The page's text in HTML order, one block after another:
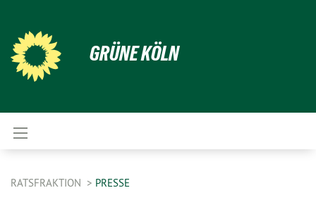
GRÜNE KÖLN
RATSFRAKTION PRESSE